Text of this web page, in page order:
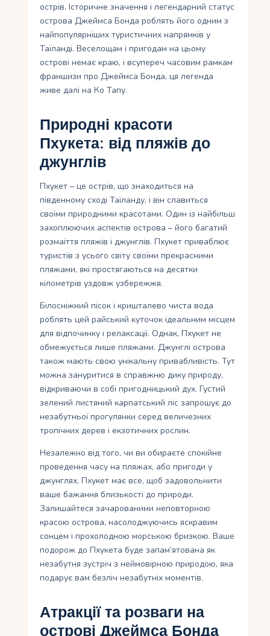
острів. Історичне значення і легендарний статус
острова Джеймса Бонда роблять його одним з
найпопулярніших туристичних напрямків у
Таїланді. Веселощам і пригодам на цьому
острові немає краю, і всупереч часовим рамкам
франшизи про Джеймса Бонда, ця легенда
живе далі на Ко Тапу.
Природні красоти
Пхукета: від пляжів до
джунглів
Пхукет – це острів, що знаходиться на
південному сході Таїланду, і він славиться
своїми природними красотами. Один із найбільш
захоплюючих аспектів острова – його багатий
розмаїття пляжів і джунглів. Пхукет приваблює
туристів з усього світу своїми прекрасними
пляжами, які простягаються на десятки
кілометрів уздовж узбережжя.
Білосніжний пісок і кришталево чиста вода
роблять цей райський куточок ідеальним місцем
для відпочинку і релаксації. Однак, Пхукет не
обмежується лише пляжами. Джунглі острова
також мають свою унікальну привабливість. Тут
можна зануритися в справжню дику природу,
відкриваючи в собі пригодницький дух. Густий
зелений листяний карпатський ліс запрошує до
незабутньої прогулянки серед величезних
тропічних дерев і екзотичних рослин.
Незалежно від того, чи ви обираєте спокійне
проведення часу на пляжах, або пригоди у
джунглях, Пхукет має все, щоб задовольнити
ваше бажання близькості до природи.
Залишайтеся зачарованими неповторною
красою острова, насолоджуючись яскравим
сонцем і прохолодною морською бризкою. Ваше
подорож до Пхукета буде запам’ятована як
незабутня зустріч з неймовірною природою, яка
подарує вам безліч незабутніх моментів.
Атракції та розваги на
острові Джеймса Бонда